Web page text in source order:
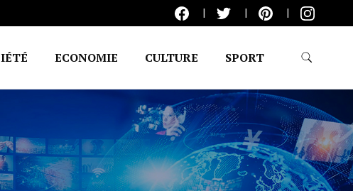
ECONOMIE CULTURE SPORT